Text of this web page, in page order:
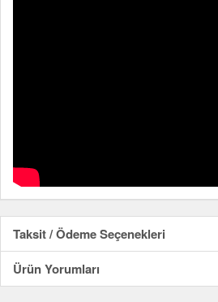
Taksit / Ödeme Seçenekleri
Ürün Yorumları